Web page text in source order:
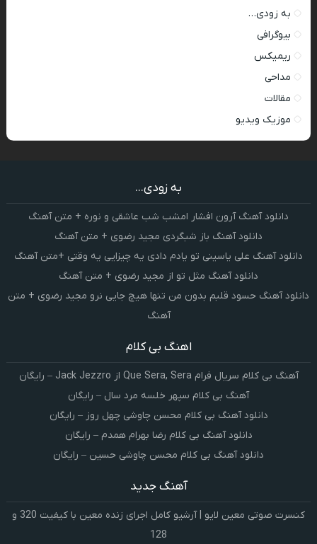
به زودی…
بیوگرافی
ریمیکس
مداحی
مقالات
موزیک ویدیو
به زودی...
دانلود آهنگ آرون افشار امشب شب عاشقی و نوره + متن آهنگ
دانلود آهنگ باز شبگردی مجید رضوی + متن آهنگ
دانلود آهنگ علی یاسینی تو یادم دادی یه چیزایی یه وقتی +متن آهنگ
دانلود آهنگ مثل تو از مجید رضوی + متن آهنگ
دانلود آهنگ حسود قلبم بدون من تنها هیچ جایی نرو مجید رضوی + متن
آهنگ
اهنگ بی کلام
آهنگ بی کلام سریال فرام Que Sera, Sera از Jack Jezzro – رایگان
آهنگ بی کلام سپهر خلسه مرد سال – رایگان
دانلود آهنگ بی کلام محسن چاوشی چهل روز – رایگان
دانلود آهنگ بی کلام رضا بهرام همدم – رایگان
دانلود آهنگ بی کلام محسن چاوشی حسین – رایگان
آهنگ جدید
کنسرت صوتی معین لایو | آرشیو کامل اجرای زنده معین با کیفیت 320 و
128